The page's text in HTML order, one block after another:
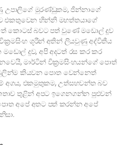
මුරණ්ඩුකම, ජින්නාගේ
එකතුවෙන හින්නි මහත්තයාගේ
කොටස් බවට පත් වුණේ මඩොල් දූව
ශූරීන් අතින් ලියවුණු අද්විතීය
දූව, අපි අදටත් රස කර කර
මාර්ටින් වික්‍රමසිංහයන්ගේ පොත්
කියවන පොත වෙන්නෙත්
අගය, එකමුතුකම, උත්සහවන්ත බව
තුළින් අපට ඉගෙනගන්න පුළුවන්
අපේ අතට පත් කරන්න අපේ